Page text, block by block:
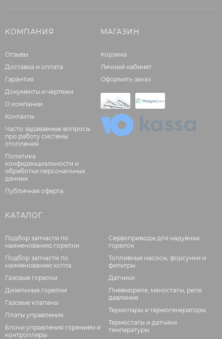
КОМПАНИЯ
Отзывы
Доставка и оплата
Гарантия
Документы и чертежи
О компании
Контакты
Часто задаваемые вопросы
про работу системы
отопления
Политика
конфиденциальности и
обработки персональных
данных
Публичная оферта
МАГАЗИН
Корзина
Личный кабинет
Оформить заказ
КАТАЛОГ
Подбор запчасти по
наименованию горелки
Подбор запчасти по
наименованию котла
Газовые горелки
Дизельные горелки
Газовые клапаны
Платы управления
Блоки управления горением и
контроллеры
Сервоприводы для надувных
горелок
Топливные насосы, форсунки и
фильтры
Датчики
Пневмореле, маностаты, реле
давления
Термопары и термогенераторы
Термостаты и датчики
температуры